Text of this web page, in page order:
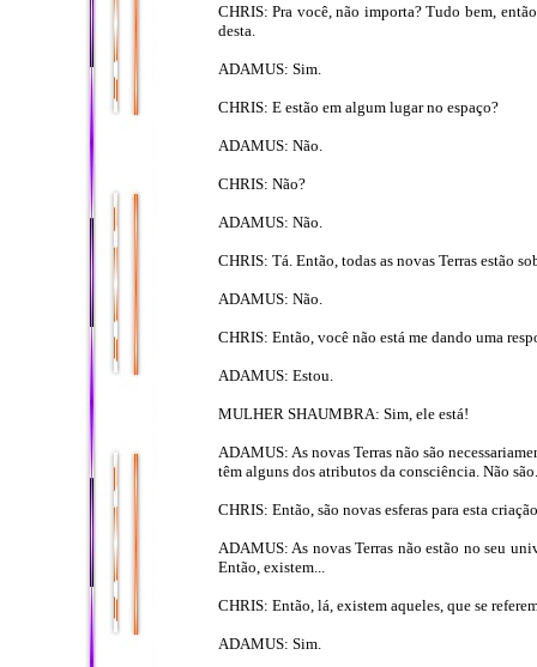
CHRIS: Pra você, não importa? Tudo bem,
desta.
ADAMUS: Sim.
CHRIS: E estão em algum lugar no espaço?
ADAMUS: Não.
CHRIS: Não?
ADAMUS: Não.
CHRIS: Tá. Então, todas as novas Terras estão
ADAMUS: Não.
CHRIS: Então, você não está me dando uma
ADAMUS: Estou.
MULHER SHAUMBRA: Sim, ele está!
ADAMUS: As novas Terras não são
têm alguns dos atributos da consciência. Não
CHRIS: Então, são novas esferas para esta
ADAMUS: As novas Terras não estão no seu
Então, existem...
CHRIS: Então, lá, existem aqueles, que se
ADAMUS: Sim.